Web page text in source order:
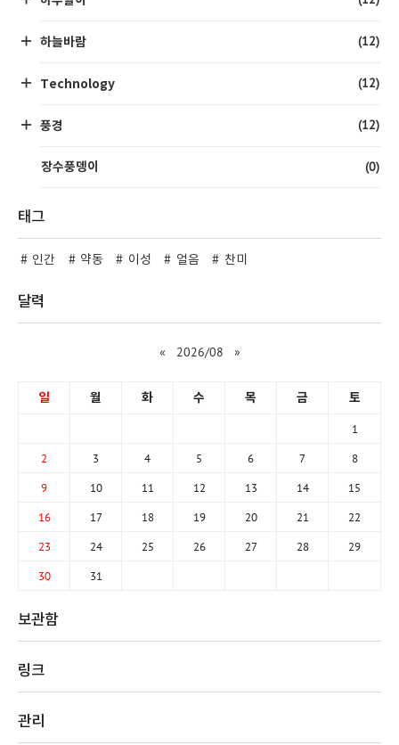
하늘바람 (12)
Technology (12)
풍경 (12)
장수풍뎅이 (0)
태그
인간 약동 이성 얼음 찬미
달력
« 2026/08 »
일 월 화 수 목 금 토
1
2 3 4 5 6 7 8
9 10 11 12 13 14 15
16 17 18 19 20 21 22
23 24 25 26 27 28 29
30 31
보관함
링크
관리